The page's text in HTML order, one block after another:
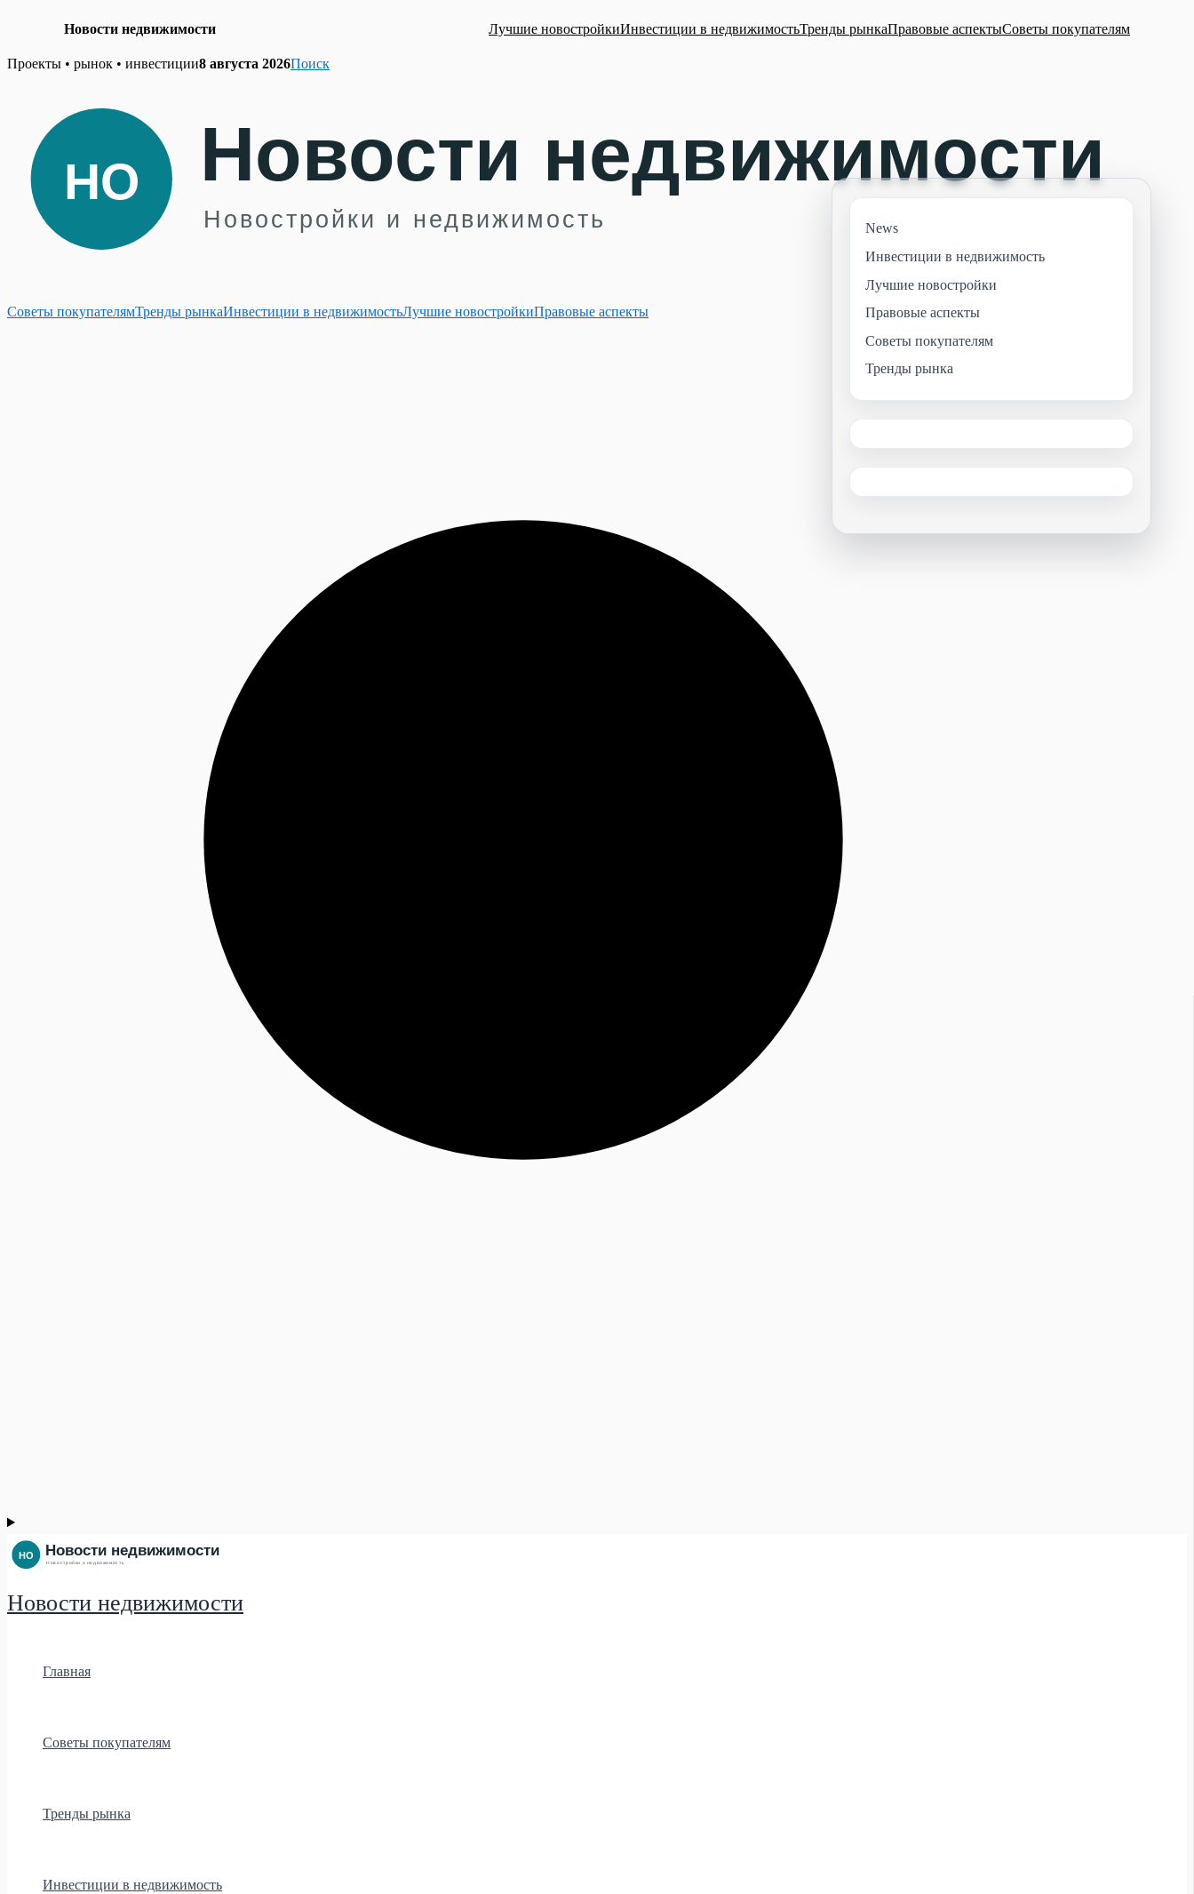
Новости недвижимости Лучшие новостройкиИнвестиции в недвижимостьТренды рынкаПравовые аспектыСоветы покупателям
Skip
Проекты • рынок • инвестиции8 августа 2026Поиск
Советы покупателямТренды рынкаИнвестиции в недвижимостьЛучшие новостройкиПравовые аспекты
Новости недвижимости
Главная
Советы покупателям
Тренды рынка
Инвестиции в недвижимость
News
Инвестиции в недвижимость
Лучшие новостройки
Правовые аспекты
Советы покупателям
Тренды рынка